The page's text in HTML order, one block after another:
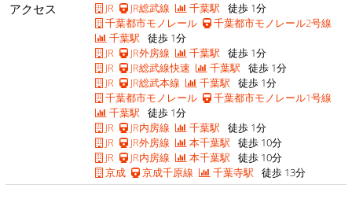
アクセス
JR JR総武線 千葉駅 徒歩 1分
千葉都市モノレール
千葉都市モノレール2号線
千葉駅 徒歩 1分
JR
JR外房線 千葉駅 徒歩 1分
JR
JR総武線快速 千葉駅 徒歩 1分
JR
JR総武本線 千葉駅 徒歩 1分
千葉都市モノレール
千葉都市モノレール1号線
千葉駅 徒歩 1分
JR
JR内房線 千葉駅 徒歩 1分
JR
JR外房線 本千葉駅 徒歩 10分
JR
JR内房線 本千葉駅 徒歩 10分
京成
京成千原線 千葉寺駅 徒歩 13分